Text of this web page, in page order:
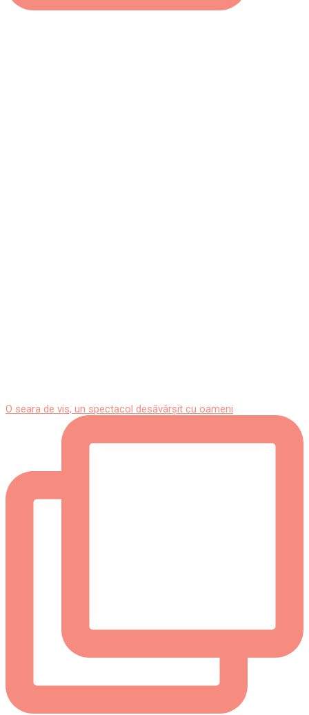
O seara de vis, un spectacol desăvârșit cu oameni